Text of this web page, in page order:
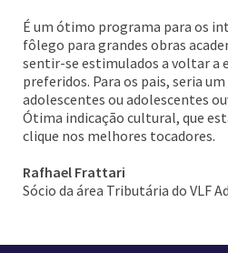
É um ótimo programa para os
fôlego para grandes obras
sentir-se estimulados a voltar a
preferidos. Para os pais, seria
adolescentes ou adolescentes
Ótima indicação cultural, que
clique nos melhores tocadores.
Rafhael Frattari
Sócio da área Tributária do VLF